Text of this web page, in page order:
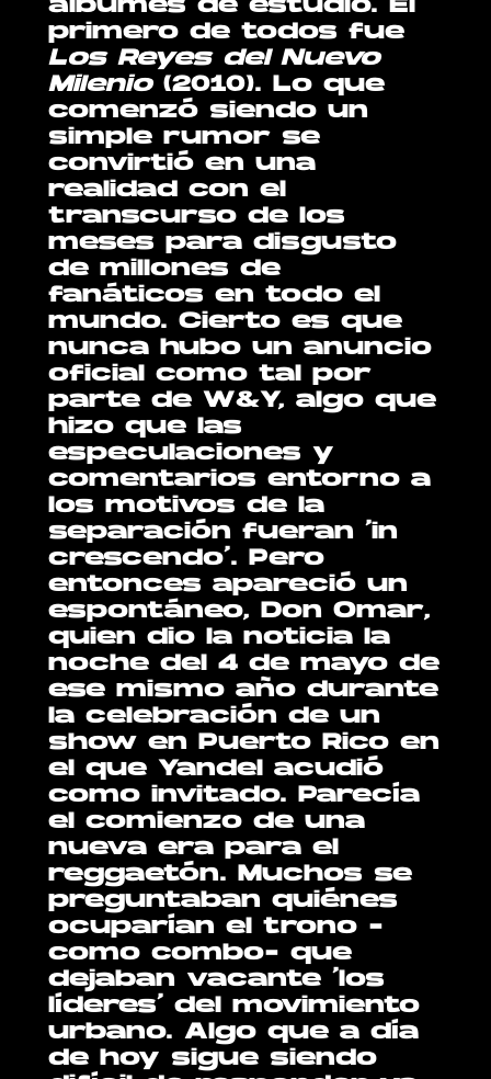
álbumes de estudio. El
primero de todos fue
Los Reyes del Nuevo
Milenio(2010). Lo que
comenzó siendo un
simple rumor se
convirtió en una
realidad con el
transcurso de los
meses para disgusto
de millones de
fanáticos en todo el
mundo. Cierto es que
nunca hubo un anuncio
oficial como tal por
parte de W&Y, algo que
hizo que las
especulaciones y
comentarios entorno a
los motivos de la
separación fueran ‘in
crescendo’. Pero
entonces apareció un
espontáneo, Don Omar,
quien dio la noticia la
noche del 4 de mayo de
ese mismo año durante
la celebración de un
show en Puerto Rico en
el que Yandel acudió
como invitado. Parecía
el comienzo de una
nueva era para el
reggaetón. Muchos se
preguntaban quiénes
ocuparían el trono -
como combo- que
dejaban vacante ‘los
líderes’ del movimiento
urbano. Algo que a día
de hoy sigue siendo